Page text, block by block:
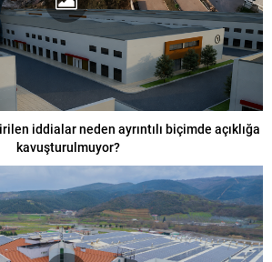
iddialar neden ayrıntılı biçimde açıklığa
kavuşturulmuyor?